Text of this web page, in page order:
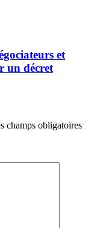
et
un décret
champs obligatoires